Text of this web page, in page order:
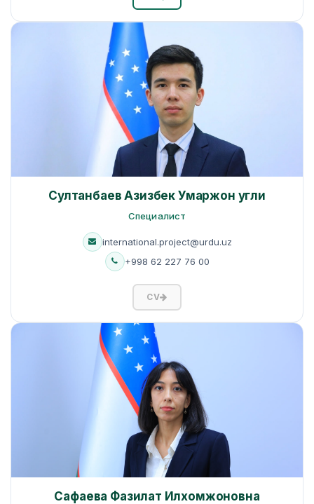
Султанбаев Азизбек Умаржон угли
Специалист
international.project@urdu.uz
+998 62 227 76 00
CV
Сафаева Фазилат Илхомжоновна